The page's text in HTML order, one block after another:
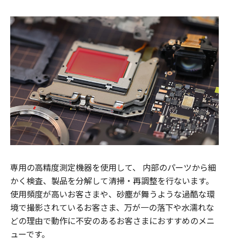
専用の高精度測定機器を使用して、 内部のパーツから細
かく検査、製品を分解して清掃・再調整を行ないます。
使用頻度が高いお客さまや、砂塵が舞うような過酷な環
境で撮影されているお客さま、万が一の落下や水濡れな
どの理由で動作に不安のあるお客さまにおすすめのメニ
ューです。